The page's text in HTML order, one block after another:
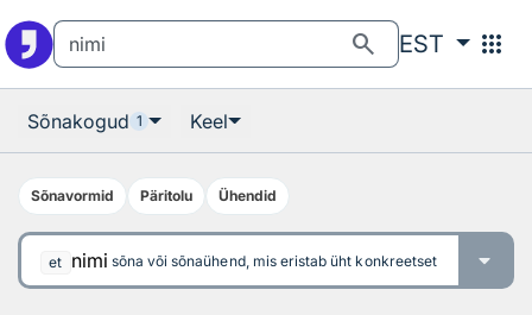
search EST apps
Sõnakogud 1 Keel
Sõnavormid Päritolu Ühendid
et nimi sõna või sõnaühend, mis eristab üht konkreetset olendit,